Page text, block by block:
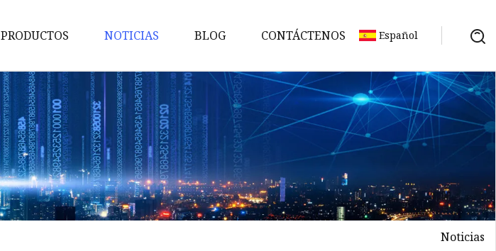
PRODUCTOS
Soporte de exhibición de paletas
Soporte de exhibición de
mostrador
Soporte de exhibición
complementario
Exhibición de juguetes
NOTICIAS BLOG CONTÁCTENOS Español
Noticias